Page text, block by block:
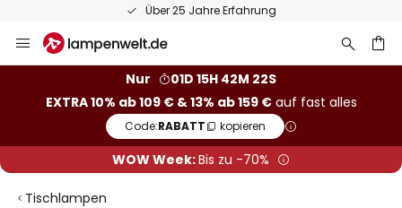
Über 25 Jahre Erfahrung
Inhalt
Nur
01D 15H 42M 21S
EXTRA 10% ab 109 € & 13% ab 159 €auf fast alles
Code:RABATT kopieren
WOW Week:Bis zu -70%
Tischlampen